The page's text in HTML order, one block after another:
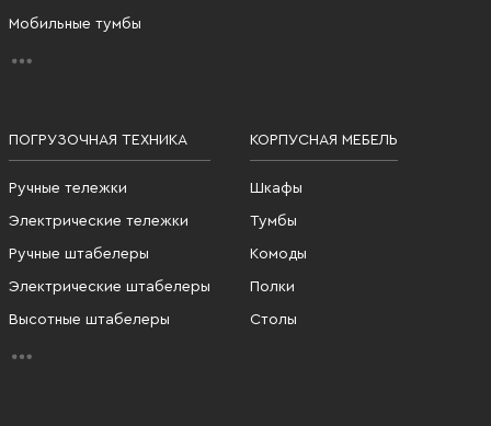
Мобильные тумбы
ПОГРУЗОЧНАЯ ТЕХНИКА
Ручные тележки
Электрические тележки
Ручные штабелеры
Электрические штабелеры
Высотные штабелеры
КОРПУСНАЯ МЕБЕЛЬ
Шкафы
Тумбы
Комоды
Полки
Столы